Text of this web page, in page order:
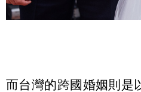
而台灣的跨國婚姻則是